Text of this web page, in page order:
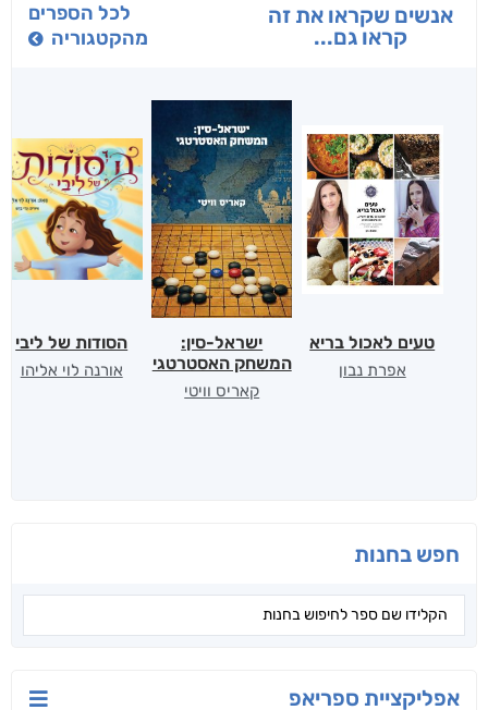
חפש בחנות
אפליקציית ספריאפ
אנשים שקראו את זה
קראו גם...
לכל הספרים
מהקטגוריה
טעים לאכול בריא
אפרת נבון
ישראל-סין:
המשחק האסטרטגי
קאריס וויטי
הסודות של ליבי
אורנה לוי אליהו